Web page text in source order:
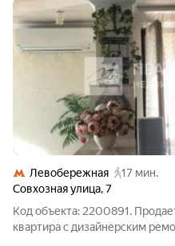
Левобережная
17 мин.
Совхозная улица,7
Код объекта: 2200891.
квартира с дизайнерским